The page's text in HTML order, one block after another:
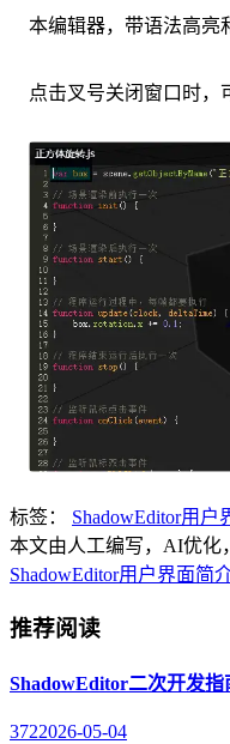
本编辑器，带语法高亮
点击叉号关闭窗口时，
标签： ShadowEditor用户
本文由人工编写，AI优化
ShadowEditor用户界面简
推荐阅读
ShadowEditor二次开发指
3722026-05-04